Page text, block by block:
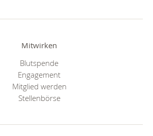
Mitwirken
Blutspende
Engagement
Mitglied werden
Stellenbörse